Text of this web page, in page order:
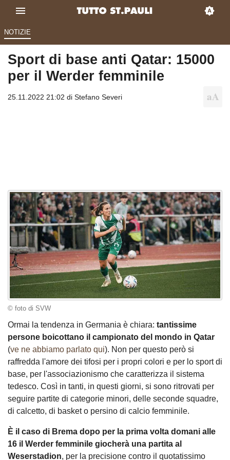
NOTIZIE
Sport di base anti Qatar: 15000
per il Werder femminile
25.11.2022 21:02 di Stefano Severi
© foto di SVW
Ormai la tendenza in Germania è chiara: tantissime
persone boicottano il campionato del mondo in Qatar
(ve ne abbiamo parlato qui). Non per questo però si
raffredda l'amore dei tifosi per i propri colori e per lo sport di
base, per l'associazionismo che caratterizza il sistema
tedesco. Così in tanti, in questi giorni, si sono ritrovati per
seguire partite di categorie minori, delle seconde squadre,
di calcetto, di basket o persino di calcio femminile.
È il caso di Brema dopo per la prima volta domani alle
16 il Werder femminile giocherà una partita al
Weserstadion, per la precisione contro il quotatissimo